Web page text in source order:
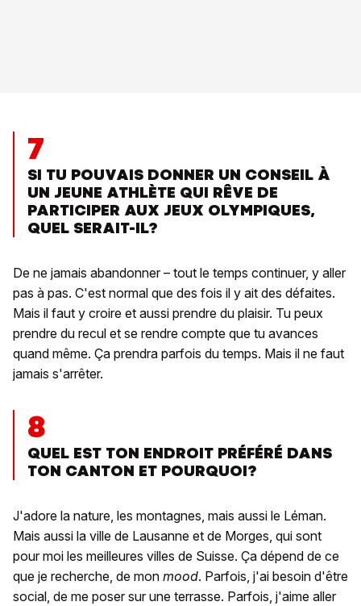
7
SI TU POUVAIS DONNER UN CONSEIL À
UN JEUNE ATHLÈTE QUI RÊVE DE
PARTICIPER AUX JEUX OLYMPIQUES,
QUEL SERAIT-IL?
De ne jamais abandonner – tout le temps continuer, y aller
pas à pas. C'est normal que des fois il y ait des défaites.
Mais il faut y croire et aussi prendre du plaisir. Tu peux
prendre du recul et se rendre compte que tu avances
quand même. Ça prendra parfois du temps. Mais il ne faut
jamais s'arrêter.
8
QUEL EST TON ENDROIT PRÉFÉRÉ DANS
TON CANTON ET POURQUOI?
J'adore la nature, les montagnes, mais aussi le Léman.
Mais aussi la ville de Lausanne et de Morges, qui sont
pour moi les meilleures villes de Suisse. Ça dépend de ce
que je recherche, de mon mood. Parfois, j'ai besoin d'être
social, de me poser sur une terrasse. Parfois, j'aime aller